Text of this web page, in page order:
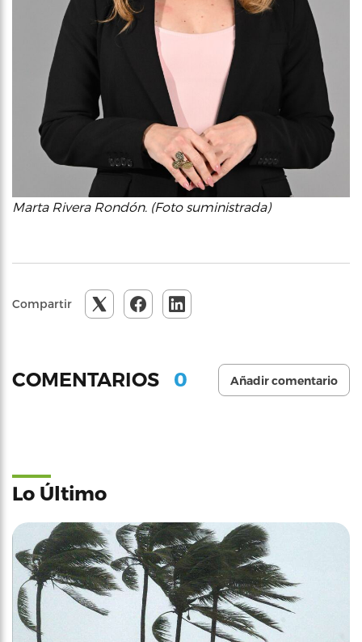
Marta Rivera Rondón. (Foto suministrada)
Compartir
COMENTARIOS 0 Añadir comentario
Lo Último